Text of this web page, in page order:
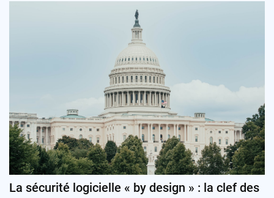
La sécurité logicielle « by design » : la clef des